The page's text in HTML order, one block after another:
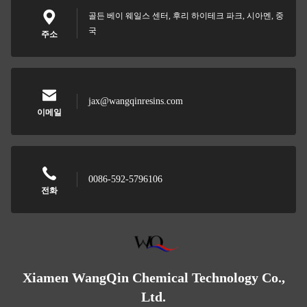
주소
골든 베이 웨일스 센터, 후리 하이테크 파크, 시아멘, 중
국
이메일
jax@wangqinresins.com
전화
0086-592-5796106
Xiamen WangQin Chemical Technology Co.,
Ltd.